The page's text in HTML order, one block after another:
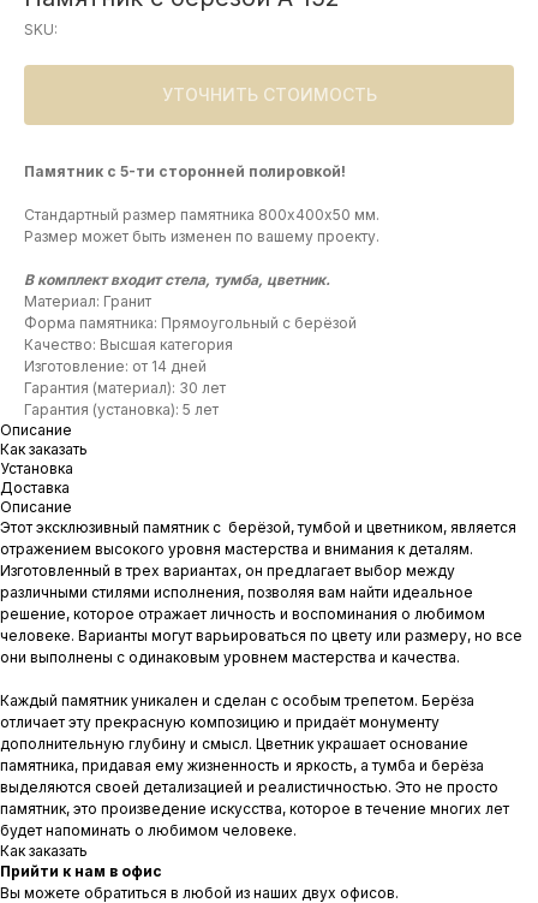
SKU:
УТОЧНИТЬ СТОИМОСТЬ
Памятник с 5-ти сторонней полировкой!
Стандартный размер памятника 800х400х50 мм.
Размер может быть изменен по вашему проекту.
В комплект входит стела, тумба, цветник.
Материал: Гранит
Форма памятника: Прямоугольный с берёзой
Качество: Высшая категория
Изготовление: от 14 дней
Гарантия (материал): 30 лет
Гарантия (установка): 5 лет
Описание
Как заказать
Установка
Доставка
Описание
Этот эксклюзивный памятник с берёзой, тумбой и цветником, является
отражением высокого уровня мастерства и внимания к деталям.
Изготовленный в трех вариантах, он предлагает выбор между
различными стилями исполнения, позволяя вам найти идеальное
решение, которое отражает личность и воспоминания о любимом
человеке. Варианты могут варьироваться по цвету или размеру, но все
они выполнены с одинаковым уровнем мастерства и качества.
Каждый памятник уникален и сделан с особым трепетом. Берёза
отличает эту прекрасную композицию и придаёт монументу
дополнительную глубину и смысл. Цветник украшает основание
памятника, придавая ему жизненность и яркость, а тумба и берёза
выделяются своей детализацией и реалистичностью. Это не просто
памятник, это произведение искусства, которое в течение многих лет
будет напоминать о любимом человеке.
Как заказать
Прийти к нам в офис
Вы можете обратиться в любой из наших двух офисов.